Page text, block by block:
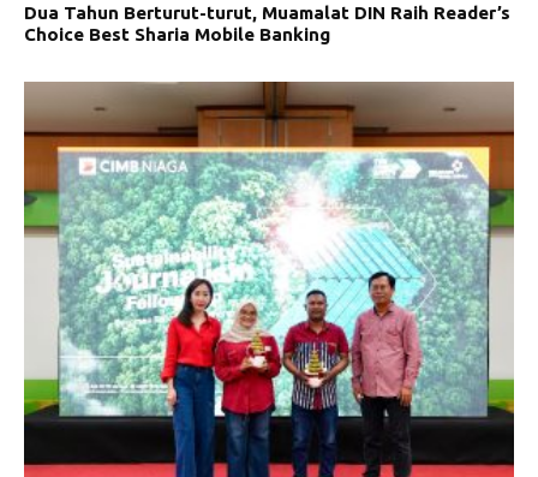
Dua Tahun Berturut-turut, Muamalat DIN Raih Reader’s
Choice Best Sharia Mobile Banking